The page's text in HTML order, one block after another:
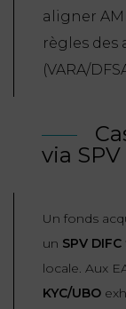
aligner
règles des
(VARA/
via SPV
Un fonds
un SPV DIFC
locale. Aux
KYC/UBO